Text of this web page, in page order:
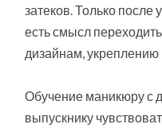
затеков. Только после
есть смысл
дизайнам,
Обучение маникюру с
выпускнику